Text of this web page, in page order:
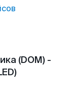
(DOM) -